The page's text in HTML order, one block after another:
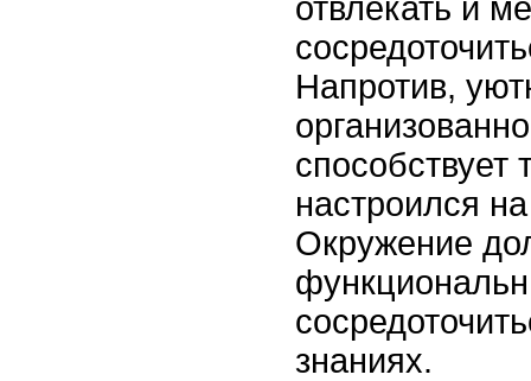
отвлекать и
Напротив,
способствует
настроился
Окружение
знаниях.